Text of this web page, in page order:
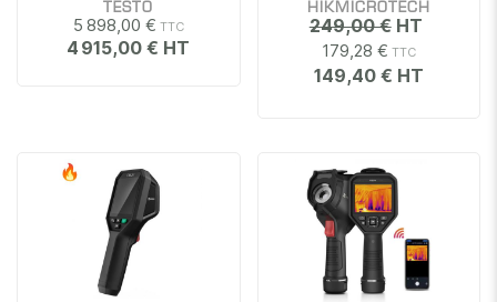
TESTO
5 898,00 €
4 915,00 €
HIKMICROTECH
179,28 €
149,40 €
249,00 €